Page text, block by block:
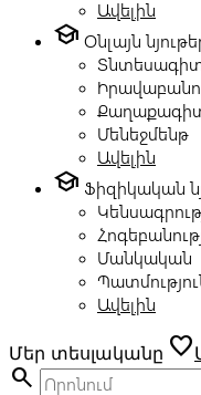
Ավելին
school Օնլայն
Մենեջմենթ
Ավելին
school Ֆիզիկական
Մանկական
Ավելին
Մեր տեսլականը favorite
search